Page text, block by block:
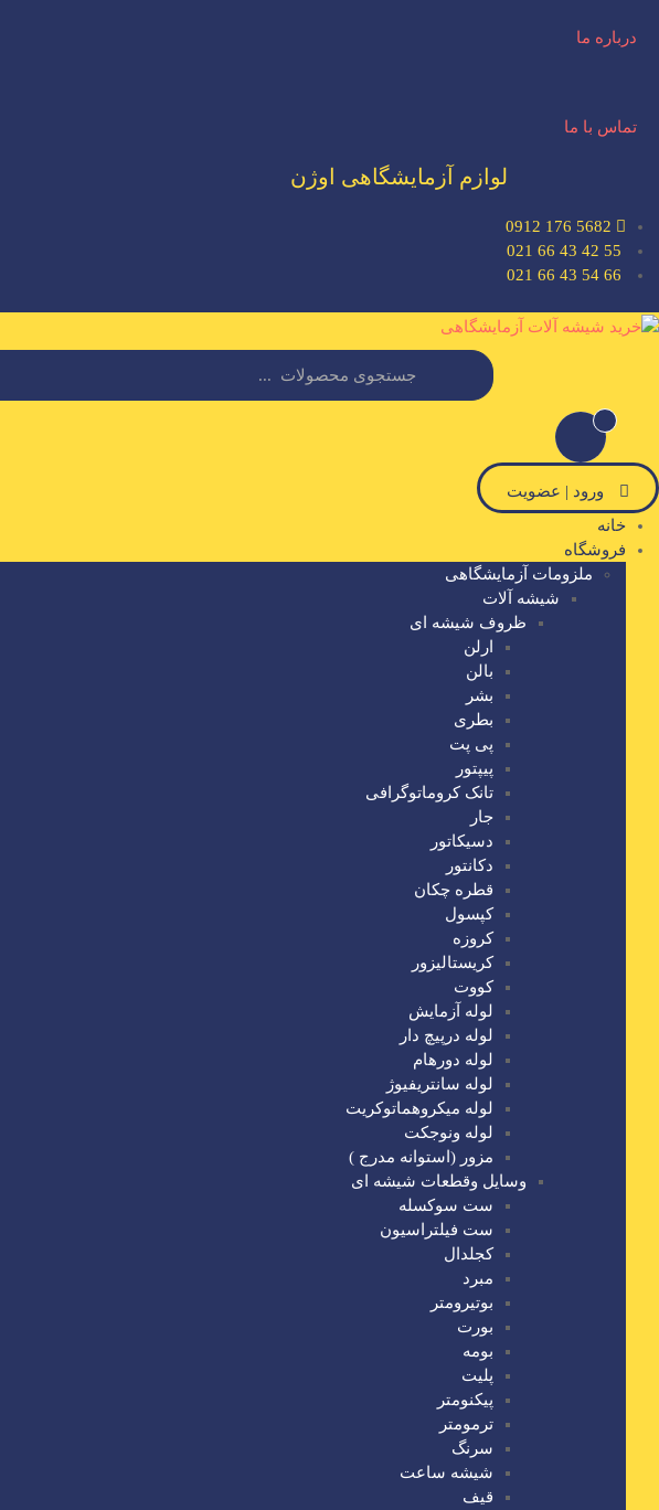
درباره ما
تماس با ما
لوازم آزمایشگاهی اوژن
5682 176 0912
55 42 43 66 021
66 54 43 66 021
ورود | عضویت
خانه
فروشگاه
ملزومات آزمایشگاهی
شیشه آلات
ظروف شیشه ای
ارلن
بالن
بشر
بطری
پی پت
پیپتور
تانک کروماتوگرافی
جار
دسیکاتور
دکانتور
قطره چکان
کپسول
کروزه
کریستالیزور
کووت
لوله آزمایش
لوله درپیچ دار
لوله دورهام
لوله سانتریفیوژ
لوله میکروهماتوکریت
لوله ونوجکت
مزور (استوانه مدرج )
وسایل وقطعات شیشه ای
ست سوکسله
ست فیلتراسیون
کجلدال
مبرد
بوتیرومتر
بورت
بومه
پلیت
پیکنومتر
ترمومتر
سرنگ
شیشه ساعت
قیف